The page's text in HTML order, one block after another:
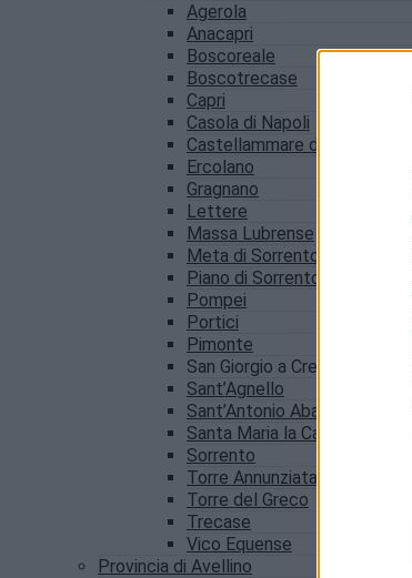
Agerola
Anacapri
Boscoreale
Boscotrecase
Capri
Casola di Napoli
Castellammare di Stabia
Ercolano
Gragnano
Lettere
Massa Lubrense
Meta di Sorrento
Piano di Sorrento
Pompei
Portici
Pimonte
San Giorgio a Cremano
Sant’Agnello
Sant’Antonio Abate
Santa Maria la Carità
Sorrento
Torre Annunziata
Torre del Greco
Trecase
Vico Equense
Provincia di Avellino